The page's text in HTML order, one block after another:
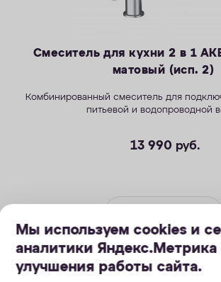
Смеситель для кухни 2 в 1
матовый (исп. 2)
Комбинированный смеситель для
питьевой и водопроводной
13 990 руб.
Мы используем cookies и
аналитики Яндекс.Метрика
улучшения работы сайта.